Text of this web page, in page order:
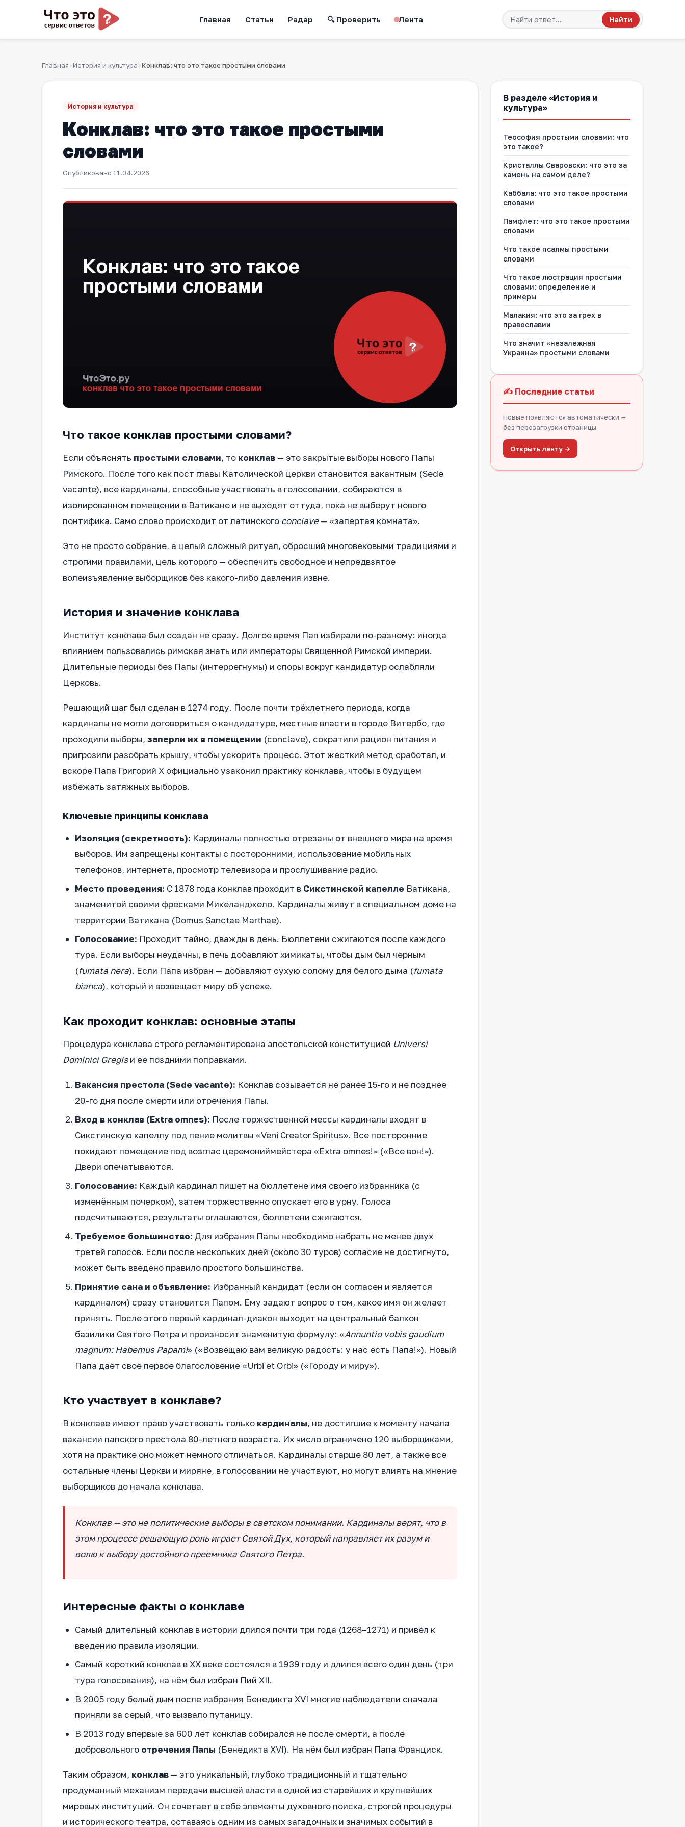
Главная Статьи Радар 🔍 Проверить Лента Найти
Главная › История и культура › Конклав: что это такое простыми словами
История и культура
Конклав: что это такое простыми
словами
Опубликовано 11.04.2026
Что такое конклав простыми словами?
Если объяснять простыми словами, то конклав — это закрытые выборы нового Папы
Римского. После того как пост главы Католической церкви становится вакантным (Sede
vacante), все кардиналы, способные участвовать в голосовании, собираются в
изолированном помещении в Ватикане и не выходят оттуда, пока не выберут нового
понтифика. Само слово происходит от латинского conclave— «запертая комната».
Это не просто собрание, а целый сложный ритуал, обросший многовековыми традициями и
строгими правилами, цель которого — обеспечить свободное и непредвзятое
волеизъявление выборщиков без какого-либо давления извне.
История и значение конклава
Институт конклава был создан не сразу. Долгое время Пап избирали по-разному: иногда
влиянием пользовались римская знать или императоры Священной Римской империи.
Длительные периоды без Папы (интеррегнумы) и споры вокруг кандидатур ослабляли
Церковь.
Решающий шаг был сделан в 1274 году. После почти трёхлетнего периода, когда
кардиналы не могли договориться о кандидатуре, местные власти в городе Витербо, где
проходили выборы, заперли их в помещении (conclave), сократили рацион питания и
пригрозили разобрать крышу, чтобы ускорить процесс. Этот жёсткий метод сработал, и
вскоре Папа Григорий X официально узаконил практику конклава, чтобы в будущем
избежать затяжных выборов.
Ключевые принципы конклава
Изоляция (секретность): Кардиналы полностью отрезаны от внешнего мира на время
выборов. Им запрещены контакты с посторонними, использование мобильных
телефонов, интернета, просмотр телевизора и прослушивание радио.
Место проведения: С 1878 года конклав проходит в Сикстинской капелле Ватикана,
знаменитой своими фресками Микеланджело. Кардиналы живут в специальном доме на
территории Ватикана (Domus Sanctae Marthae).
Голосование: Проходит тайно, дважды в день. Бюллетени сжигаются после каждого
тура. Если выборы неудачны, в печь добавляют химикаты, чтобы дым был чёрным
(fumata nera). Если Папа избран — добавляют сухую солому для белого дыма (fumata
bianca), который и возвещает миру об успехе.
Как проходит конклав: основные этапы
Процедура конклава строго регламентирована апостольской конституцией Universi
Dominici Gregisи её поздними поправками.
Вакансия престола (Sede vacante): Конклав созывается не ранее 15-го и не позднее
20-го дня после смерти или отречения Папы.
Вход в конклав (Extra omnes): После торжественной мессы кардиналы входят в
Сикстинскую капеллу под пение молитвы «Veni Creator Spiritus». Все посторонние
покидают помещение под возглас церемониймейстера «Extra omnes!» («Все вон!»).
Двери опечатываются.
Голосование: Каждый кардинал пишет на бюллетене имя своего избранника (с
изменённым почерком), затем торжественно опускает его в урну. Голоса
подсчитываются, результаты оглашаются, бюллетени сжигаются.
Требуемое большинство: Для избрания Папы необходимо набрать не менее двух
третей голосов. Если после нескольких дней (около 30 туров) согласие не достигнуто,
может быть введено правило простого большинства.
Принятие сана и объявление: Избранный кандидат (если он согласен и является
кардиналом) сразу становится Папом. Ему задают вопрос о том, какое имя он желает
принять. После этого первый кардинал-диакон выходит на центральный балкон
базилики Святого Петра и произносит знаменитую формулу: «Annuntio vobis gaudium
magnum: Habemus Papam!» («Возвещаю вам великую радость: у нас есть Папа!»). Новый
Папа даёт своё первое благословение «Urbi et Orbi» («Городу и миру»).
Кто участвует в конклаве?
В конклаве имеют право участвовать только кардиналы, не достигшие к моменту начала
вакансии папского престола 80-летнего возраста. Их число ограничено 120 выборщиками,
хотя на практике оно может немного отличаться. Кардиналы старше 80 лет, а также все
остальные члены Церкви и миряне, в голосовании не участвуют, но могут влиять на мнение
выборщиков до начала конклава.
Конклав — это не политические выборы в светском понимании. Кардиналы верят, что в
этом процессе решающую роль играет Святой Дух, который направляет их разум и
волю к выбору достойного преемника Святого Петра.
Интересные факты о конклаве
Самый длительный конклав в истории длился почти три года (1268–1271) и привёл к
введению правила изоляции.
Самый короткий конклав в XX веке состоялся в 1939 году и длился всего один день (три
тура голосования), на нём был избран Пий XII.
В 2005 году белый дым после избрания Бенедикта XVI многие наблюдатели сначала
приняли за серый, что вызвало путаницу.
В 2013 году впервые за 600 лет конклав собирался не после смерти, а после
добровольного отречения Папы (Бенедикта XVI). На нём был избран Папа Франциск.
Таким образом, конклав — это уникальный, глубоко традиционный и тщательно
продуманный механизм передачи высшей власти в одной из старейших и крупнейших
мировых институций. Он сочетает в себе элементы духовного поиска, строгой процедуры
и исторического театра, оставаясь одним из самых загадочных и значимых событий в
В разделе «История и
культура»
Теософия простыми словами: что
это такое?
Кристаллы Сваровски: что это за
камень на самом деле?
Каббала: что это такое простыми
словами
Памфлет: что это такое простыми
словами
Что такое псалмы простыми
словами
Что такое люстрация простыми
словами: определение и
примеры
Малакия: что это за грех в
православии
Что значит «незалежная
Украина» простыми словами
✍️ Последние статьи
Новые появляются автоматически —
без перезагрузки страницы
Открыть ленту →